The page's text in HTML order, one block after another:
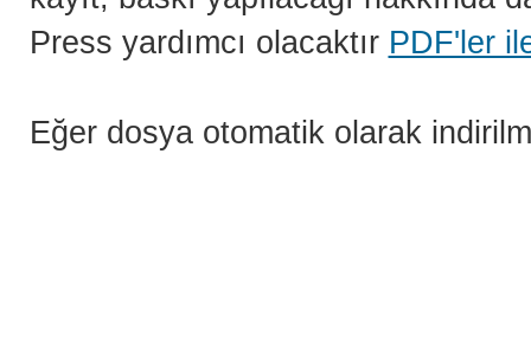
Press yardımcı olacaktır PDF'ler
Eğer dosya otomatik olarak